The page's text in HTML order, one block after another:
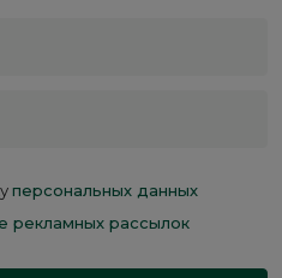
персональных данных
рекламных рассылок